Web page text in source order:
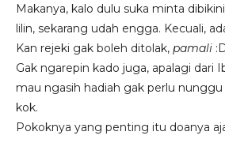
Makanya, kalo dulu suka minta
lilin, sekarang udah engga. Kecuali,
Kan rejeki gak boleh ditolak, pamali
Gak ngarepin kado juga, apalagi dari
mau ngasih hadiah gak perlu
kok.
Pokoknya yang penting itu doanya